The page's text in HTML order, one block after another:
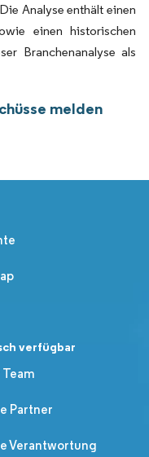
Analyse enthält einen
einen historischen
Branchenanalyse als
melden
verfügbar
Team
Partner
Verantwortung